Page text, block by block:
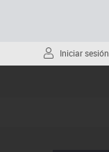
Iniciar sesión